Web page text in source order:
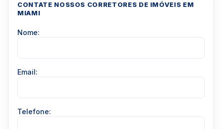
CONTATE NOSSOS CORRETORES DE IMÓVEIS EM
MIAMI
Nome:
Email:
Telefone: